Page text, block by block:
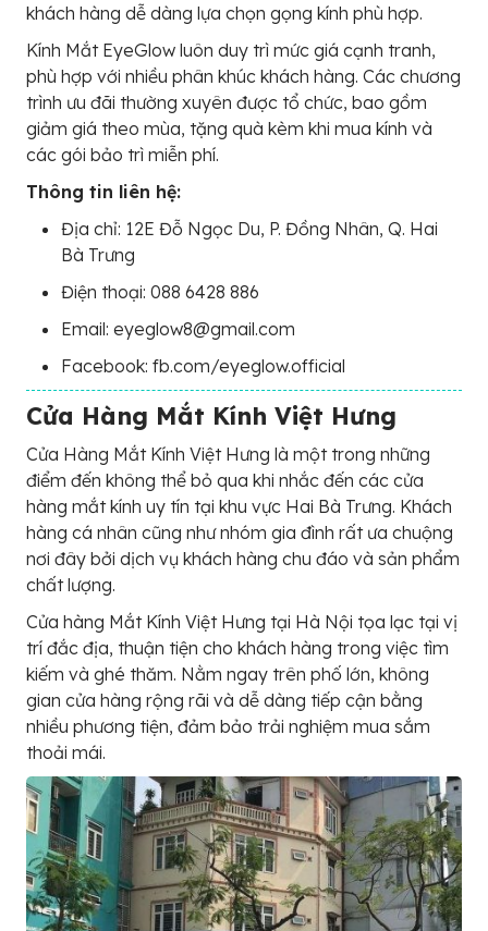
khách hàng dễ dàng lựa chọn gọng kính phù hợp.
Kính Mắt EyeGlow luôn duy trì mức giá cạnh tranh,
phù hợp với nhiều phân khúc khách hàng. Các chương
trình ưu đãi thường xuyên được tổ chức, bao gồm
giảm giá theo mùa, tặng quà kèm khi mua kính và
các gói bảo trì miễn phí.
Thông tin liên hệ:
Địa chỉ: 12E Đỗ Ngọc Du, P. Đồng Nhân, Q. Hai
Bà Trưng
Điện thoại: 088 6428 886
Email: eyeglow8@gmail.com
Facebook: fb.com/eyeglow.official
Cửa Hàng Mắt Kính Việt Hưng
Cửa Hàng Mắt Kính Việt Hưng là một trong những
điểm đến không thể bỏ qua khi nhắc đến các cửa
hàng mắt kính uy tín tại khu vực Hai Bà Trưng. Khách
hàng cá nhân cũng như nhóm gia đình rất ưa chuộng
nơi đây bởi dịch vụ khách hàng chu đáo và sản phẩm
chất lượng.
Cửa hàng Mắt Kính Việt Hưng tại Hà Nội tọa lạc tại vị
trí đắc địa, thuận tiện cho khách hàng trong việc tìm
kiếm và ghé thăm. Nằm ngay trên phố lớn, không
gian cửa hàng rộng rãi và dễ dàng tiếp cận bằng
nhiều phương tiện, đảm bảo trải nghiệm mua sắm
thoải mái.